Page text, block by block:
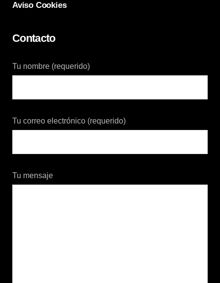
Aviso Cookies
Contacto
Tu nombre (requerido)
Tu correo electrónico (requerido)
Tu mensaje